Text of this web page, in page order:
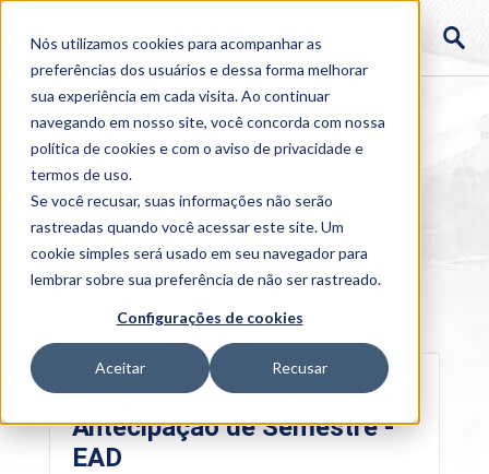
Nós utilizamos cookies para acompanhar as
preferências dos usuários e dessa forma melhorar
sua experiência em cada visita. Ao continuar
navegando em nosso site, você concorda com nossa
política de cookies e com o aviso deprivacidade e
termos de uso.
Se você recusar, suas informações não serão
rastreadas quando você acessar este site. Um
cookie simples será usado em seu navegador para
lembrar sobre sua preferência de não ser rastreado.
Configurações de cookies
Aceitar Recusar
Semestre - EAD
Programa de Desconto por
Antecipação de Semestre -
EAD